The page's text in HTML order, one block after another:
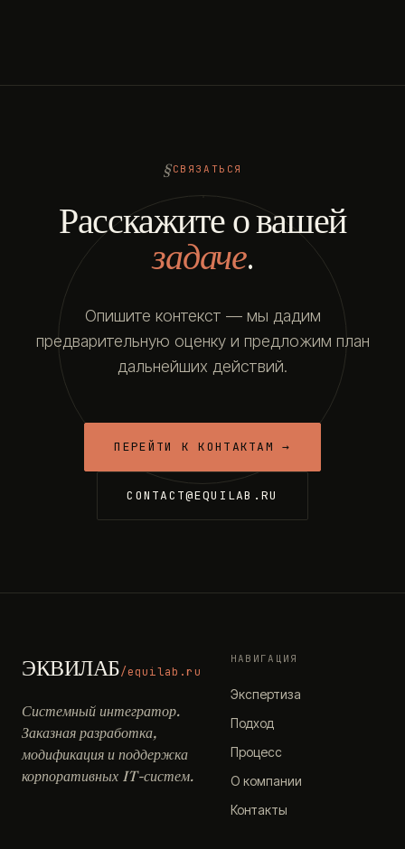
СВЯЗАТЬСЯ
Расскажите о вашей
задаче.
Опишите контекст — мы дадим
предварительную оценку и предложим план
дальнейших действий.
ПЕРЕЙТИ К КОНТАКТАМ →
CONTACT@EQUILAB.RU
ЭКВИЛАБ/equilab.ru
Системный интегратор.
Заказная разработка,
модификация и поддержка
корпоративных IT-систем.
НАВИГАЦИЯ
Экспертиза
Подход
Процесс
О компании
Контакты